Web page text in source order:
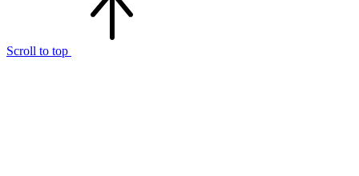
Scroll to top